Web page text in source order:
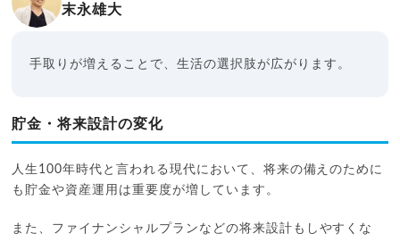
末永雄大
手取りが増えることで、生活の選択肢が広がります。
貯金・将来設計の変化
人生100年時代と言われる現代において、将来の備えのために
も貯金や資産運用は重要度が増しています。
また、ファイナンシャルプランなどの将来設計もしやすくな